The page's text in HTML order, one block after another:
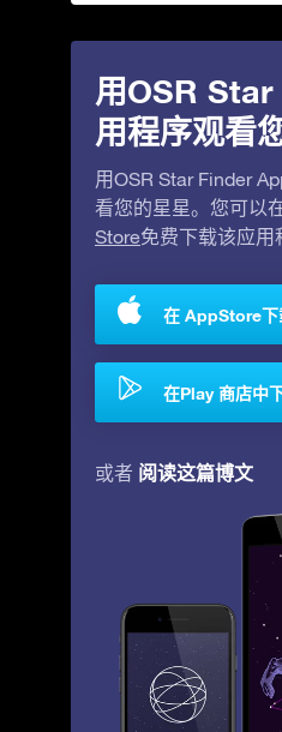
用OSR
用程序观看
用OSR Star Finder
看您的星星。您可以
Store免费下载该应用
在 AppStore下
在Play 商店中
或者 阅读这篇博文